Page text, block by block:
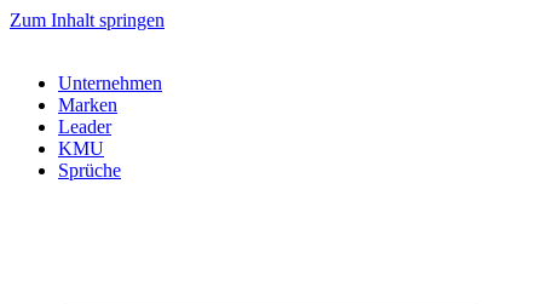
Zum Inhalt springen
Unternehmen
Marken
Leader
KMU
Sprüche